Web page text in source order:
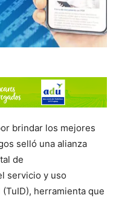
brindar los mejores
selló una alianza
de
servicio y uso
herramienta que